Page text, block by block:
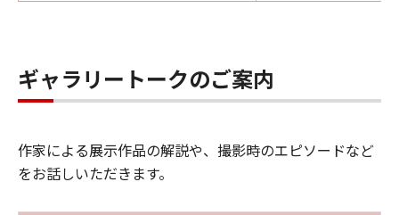
ギャラリートークのご案内
作家による展示作品の解説や、撮影時のエピソードなど
をお話しいただきます。